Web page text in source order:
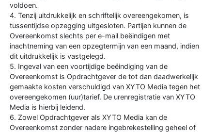
voldoen.
4. Tenzij uitdrukkelijk en schriftelijk overeengekomen, is
tussentijdse opzegging uitgesloten. Partijen kunnen de
Overeenkomst slechts per e-mail beëindigen met
inachtneming van een opzegtermijn van een maand, indien
dit uitdrukkelijk is vastgelegd.
5. Ingeval van een voortijdige beëindiging van de
Overeenkomst is Opdrachtgever de tot dan daadwerkelijk
gemaakte kosten verschuldigd van XYTO Media tegen het
overeengekomen (uur)tarief. De urenregistratie van XYTO
Media is hierbij leidend.
6. Zowel Opdrachtgever als XYTO Media kan de
Overeenkomst zonder nadere ingebrekestelling geheel of